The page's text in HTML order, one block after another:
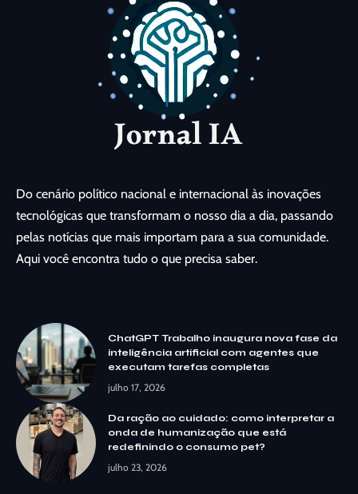
Do cenário político nacional e internacional às inovações
tecnológicas que transformam o nosso dia a dia, passando
pelas notícias que mais importam para a sua comunidade.
Aqui você encontra tudo o que precisa saber.
ChatGPT Trabalho inaugura nova fase da
inteligência artificial com agentes que
executam tarefas completas
julho 17, 2026
Da ração ao cuidado: como interpretar a
onda de humanização que está
redefinindo o consumo pet?
julho 23, 2026